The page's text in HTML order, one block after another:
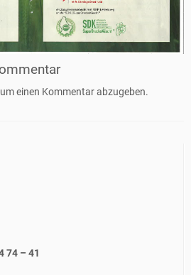
einen Kommentar abzugeben.
74 – 41